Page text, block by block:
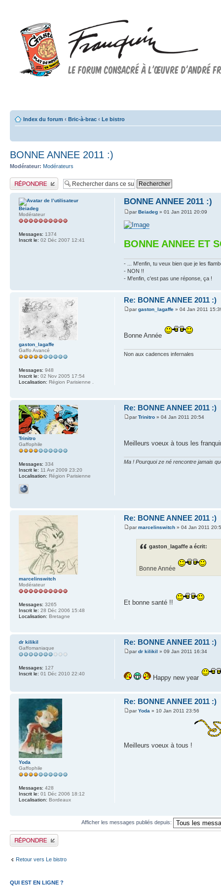
Index du forum ‹ Bric-à-brac ‹ Le bistro
BONNE ANNEE 2011 :)
Modérateur: Modérateurs
Publier une réponse
BONNE ANNEE 2011 :)
parBeiadeg» 01 Jan 2011 20:09
BONNE ANNEE ET
- ... M'enfin, tu veux bien que je les
- NON !!
- M'enfin, c'est pas une réponse, ça !
Beiadeg
Modérateur
Messages: 1374
Inscrit le: 02 Déc 2007 12:41
Re: BONNE ANNEE 2011 :)
pargaston_lagaffe» 04 Jan 2011
Bonne Année
Non aux cadences infernales
gaston_lagaffe
Gaffo Avancé
Messages: 948
Inscrit le: 02 Nov 2005 17:54
Localisation: Région Parisienne .
Re: BONNE ANNEE 2011 :)
parTrinitro» 04 Jan 2011 20:54
Meilleurs voeux à tous les
Ma ! Pourquoi ze né rencontre jamais
Trinitro
Gaffophile
Messages: 334
Inscrit le: 11 Avr 2009 23:20
Localisation: Région Parisienne
Re: BONNE ANNEE 2011 :)
parmarcelinswitch» 04 Jan 2011
gaston_lagaffe a écrit:
Bonne Année
Et bonne santé !!
marcelinswitch
Modérateur
Messages: 3265
Inscrit le: 28 Déc 2006 15:48
Localisation: Bretagne
Re: BONNE ANNEE 2011 :)
pardr kilikil » 09 Jan 2011 16:34
Happy new year
dr kilikil
Gaffomaniaque
Messages: 127
Inscrit le: 01 Déc 2010 22:40
Re: BONNE ANNEE 2011 :)
parYoda» 10 Jan 2011 23:56
Meilleurs voeux à tous !
Yoda
Gaffophile
Messages: 428
Inscrit le: 01 Déc 2006 18:12
Localisation: Bordeaux
Afficher les messages publiés depuis:
Publier une réponse
Retour vers Le bistro
QUI EST EN LIGNE ?